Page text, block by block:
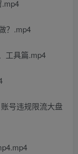
？.mp4
工具篇.mp4
号违规限流大盘